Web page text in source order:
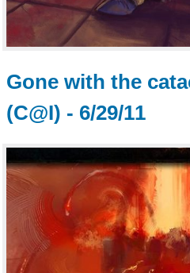
Gone with the
(C@I) - 6/29/11